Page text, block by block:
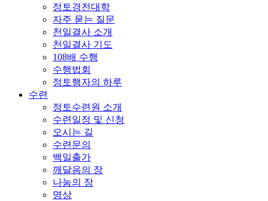
정토경전대학
자주 묻는 질문
천일결사 소개
천일결사 기도
108배 수행
수행법회
정토행자의 하루
수련
정토수련원 소개
수련일정 및 신청
오시는 길
수련문의
백일출가
깨달음의 장
나눔의 장
명상